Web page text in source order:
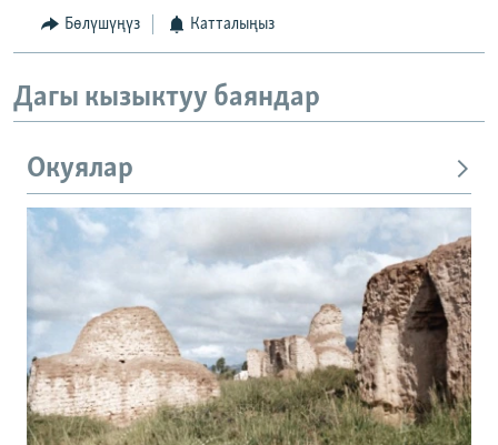
Бөлүшүңүз Катталыңыз
Дагы кызыктуу баяндар
Окуялар